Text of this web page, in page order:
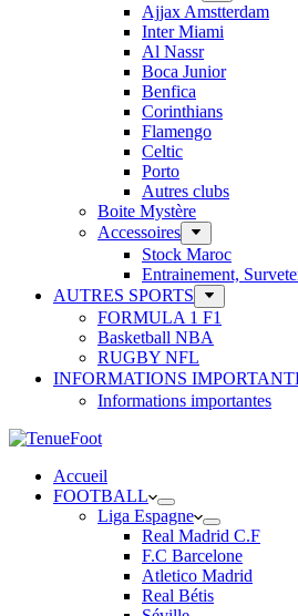
Ajjax Amstterdam
Inter Miami
Al Nassr
Boca Junior
Benfica
Corinthians
Flamengo
Celtic
Porto
Autres clubs
Boite Mystère
Accessoires
Stock Maroc
Entrainement,
AUTRES SPORTS
FORMULA 1 F1
Basketball NBA
RUGBY NFL
INFORMATIONS
Informations importantes
Accueil
FOOTBALL
Liga Espagne
Real Madrid C.F
F.C Barcelone
Atletico Madrid
Real Bétis